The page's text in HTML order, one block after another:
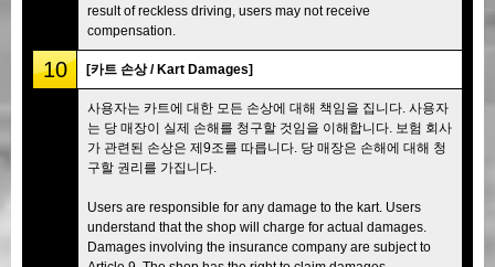
result of reckless driving, users may not receive
compensation.
10 [카트 손상 / Kart Damages]
사용자는 카트에 대한 모든 손상에 대해 책임을 집니다. 사용자
는 당 매장이 실제 손해를 청구할 것임을 이해합니다. 보험 회사
가 관련된 손상은 제9조를 따릅니다. 당 매장은 손해에 대해 청
구할 권리를 가집니다.
Users are responsible for any damage to the kart. Users
understand that the shop will charge for actual damages.
Damages involving the insurance company are subject to